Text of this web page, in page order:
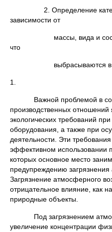
2. Определение
зависимости от
массы, вида и состава
что
выбрасываются в
1.
Важной проблемой в
производственных
экологических требований
оборудования, а также при
деятельности. Эти
эффективном использовании
которых основное место
предупреждению загрязнения
Загрязнение атмосферного
отрицательное влияние, как
природные объекты.
Под загрязнением
увеличение концентрации